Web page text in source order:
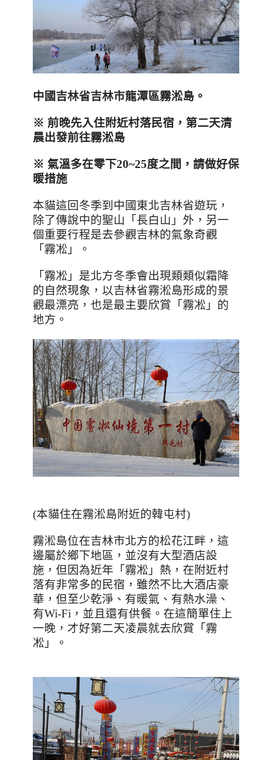
中國吉林省吉林市龍潭區霧淞島。
※ 前晚先入住附近村落民宿，第二天清
晨出發前往霧淞島
※ 氣溫多在零下20~25度之間，請做好保
暖措施
本貓這回冬季到中國東北吉林省遊玩，
除了傳說中的聖山「長白山」外，另一
個重要行程是去參觀吉林的氣象奇觀
「霧凇」。
「霧凇」是北方冬季會出現類類似霜降
的自然現象，以吉林省霧淞島形成的景
觀最漂亮，也是最主要欣賞「霧凇」的
地方。
(本貓住在霧淞島附近的韓屯村)
霧淞島位在吉林市北方的松花江畔，這
邊屬於鄉下地區，並沒有大型酒店設
施，但因為近年「霧凇」熱，在附近村
落有非常多的民宿，雖然不比大酒店豪
華，但至少乾淨、有暖氣、有熱水澡、
有Wi-Fi ，並且還有供餐。在這簡單住上
一晚，才好第二天凌晨就去欣賞「霧
凇」。